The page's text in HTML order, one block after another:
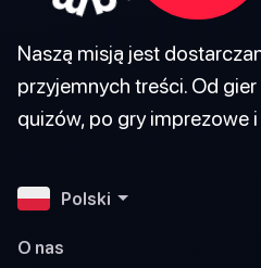
Naszą misją jest
przyjemnych treści. Od
quizów, po gry imprezowe
Polski
O nas